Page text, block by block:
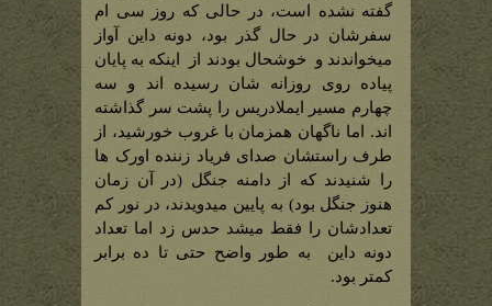
گفته نشده است، در حالی که روز سی ام
سفرشان در حال گذر بود، دونه داین آواز
میخواندند و خوشحال بودند از اینکه به پایان
پیاده روی روزانه شان رسیده اند و سه
چهارم مسیر ایملادریس را پشت سر گذاشته
اند. اما ناگهان همزمان با غروب خورشید، از
طرف راستشان صدای فریاد زننده اورک ها
را شنیدند که از دامنه جنگل (در آن زمان
هنوز جنگل بود) به پایین میدویدند، در نور کم
تعدادشان را فقط میشد حدس زد اما تعداد
دونه داین به طور واضح حتی تا ده برابر
کمتر بود.